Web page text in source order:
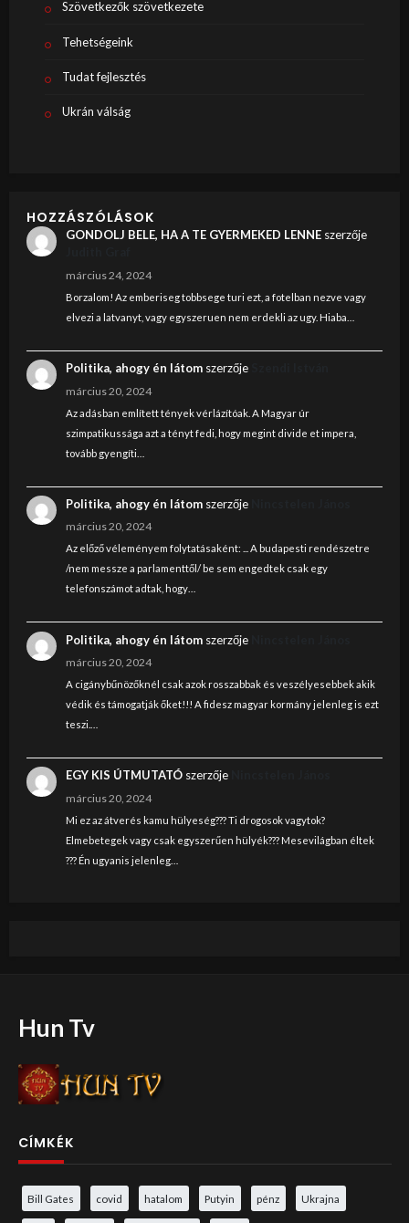
Szövetkezők szövetkezete
Tehetségeink
Tudat fejlesztés
Ukrán válság
HOZZÁSZÓLÁSOK
GONDOLJ BELE, HA A TE GYERMEKED LENNEszerzője
március 24, 2024
Borzalom! Az emberiseg tobbsege turi ezt, a fotelban nezve vagy
elvezi a latvanyt, vagy egyszeruen nem erdekli az ugy. Hiaba…
Politika, ahogy én látomszerzője
március 20, 2024
Az adásban említett tények vérlázítóak. A Magyar úr
szimpatikussága azt a tényt fedi, hogy megint divide et impera,
tovább gyengíti…
Politika, ahogy én látomszerzője
március 20, 2024
Az előző véleményem folytatásaként: ... A budapesti rendészetre
/nem messze a parlamenttől/ be sem engedtek csak egy
telefonszámot adtak, hogy…
Politika, ahogy én látomszerzője
március 20, 2024
A cigánybűnözőknél csak azok rosszabbak és veszélyesebbek akik
védik és támogatják őket!!! A fidesz magyar kormány jelenleg is ezt
teszi.…
EGY KIS ÚTMUTATÓszerzője
március 20, 2024
Mi ez az átverés kamu hülyeség??? Ti drogosok vagytok?
Elmebetegek vagy csak egyszerűen hülyék??? Mesevilágban éltek
??? Én ugyanis jelenleg…
Hun Tv
CÍMKÉK
Bill Gates covid hatalom Putyin pénz Ukrajna